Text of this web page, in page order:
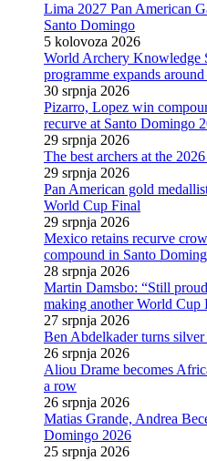
Lima 2027 Pan American
Santo Domingo
5 kolovoza 2026
World Archery Knowledge
programme expands
30 srpnja 2026
Pizarro, Lopez win
recurve at Santo Domingo
29 srpnja 2026
The best archers at the
29 srpnja 2026
Pan American gold
World Cup Final
29 srpnja 2026
Mexico retains recurve
compound in Santo
28 srpnja 2026
Martin Damsbo: “Still
making another World Cup
27 srpnja 2026
Ben Abdelkader turns
26 srpnja 2026
Aliou Drame becomes
a row
26 srpnja 2026
Matias Grande, Andrea
Domingo 2026
25 srpnja 2026